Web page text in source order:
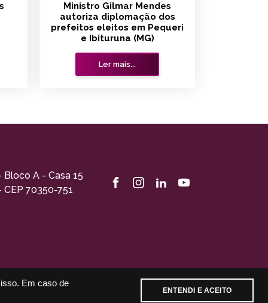
Em caso de
ENTENDI E ACEITO
Ministro Gilmar Mendes
autoriza diplomação dos
prefeitos eleitos em Pequeri
e Ibituruna (MG)
Ler mais...
Bloco A - Casa 15
70350-751